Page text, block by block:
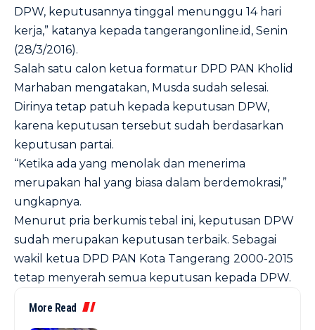
DPW, keputusannya tinggal menunggu 14 hari
kerja,” katanya kepada tangerangonline.id, Senin
(28/3/2016).
Salah satu calon ketua formatur DPD PAN Kholid
Marhaban mengatakan, Musda sudah selesai.
Dirinya tetap patuh kepada keputusan DPW,
karena keputusan tersebut sudah berdasarkan
keputusan partai.
“Ketika ada yang menolak dan menerima
merupakan hal yang biasa dalam berdemokrasi,”
ungkapnya.
Menurut pria berkumis tebal ini, keputusan DPW
sudah merupakan keputusan terbaik. Sebagai
wakil ketua DPD PAN Kota Tangerang 2000-2015
tetap menyerah semua keputusan kepada DPW.
More Read